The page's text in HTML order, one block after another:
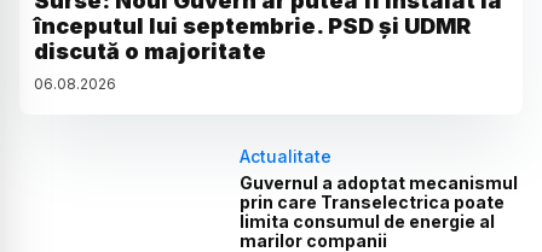
începutul lui septembrie. PSD și UDMR
discută o majoritate
06.08.2026
Actualitate
Guvernul a adoptat mecanismul
prin care Transelectrica poate
limita consumul de energie al
marilor companii